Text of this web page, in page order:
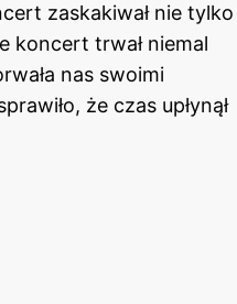
zaskakiwał nie tylko
koncert trwał niemal
nas swoimi
że czas upłynął